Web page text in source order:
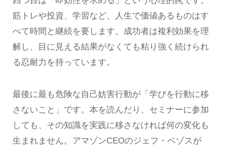
筋トレや投資、学習など、人生で価値あるものはす
べて時間と継続を要します。成功者は複利効果を理
解し、目に見える結果がなくても粘り強く続けられ
る忍耐力を持っています。
最後に最も危険な自己妨害行動が「学びを行動に移
さないこと」です。本を読んだり、セミナーに参加
しても、その知識を実践に移さなければ何の変化も
生まれません。アマゾンCEOのジェフ・ベゾスが